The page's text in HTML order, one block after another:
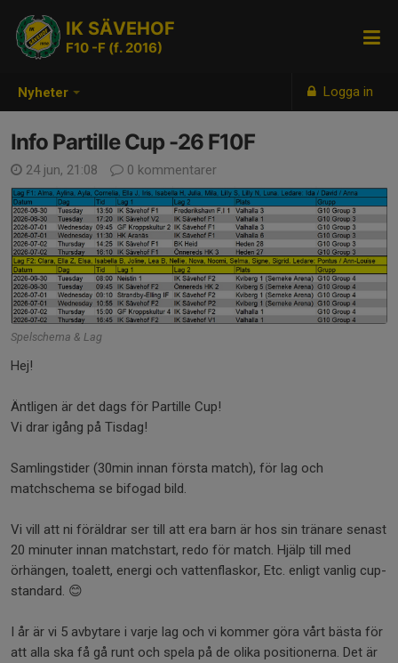
Nyheter Logga in
IK SÄVEHOF
F10 -F (f. 2016)
Info Partille Cup -26 F10F
24 jun, 21:08 0 kommentarer
Spelschema & Lag
Hej!
Äntligen är det dags för Partille Cup!
Vi drar igång på Tisdag!
Samlingstider (30min innan första match), för lag och
matchschema se bifogad bild.
Vi vill att ni föräldrar ser till att era barn är hos sin tränare senast
20 minuter innan matchstart, redo för match. Hjälp till med
örhängen, toalett, energi och vattenflaskor, Etc. enligt vanlig cup-
standard. 😊
I år är vi 5 avbytare i varje lag och vi kommer göra vårt bästa för
att alla ska få gå runt och spela på de olika positionerna. Det är